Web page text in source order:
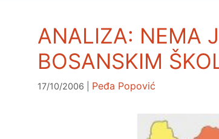
ANALIZA: NEMA
BOSANSKIM
17/10/2006 Peđa Popović